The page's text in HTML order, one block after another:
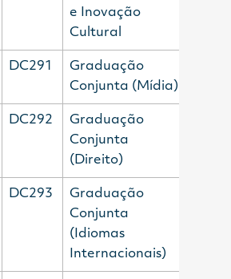
e Inovação
Cultural
DC291
Graduação
Conjunta (Mídia)
DC292
Graduação
Conjunta
(Direito)
DC293
Graduação
Conjunta
(Idiomas
Internacionais)